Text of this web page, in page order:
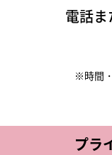
電話
※時間
プラ